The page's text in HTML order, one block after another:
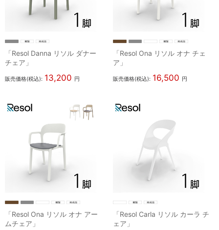
「Resol Danna リソル ダナー
チェア」
販売価格(税込): 13,200 円
「Resol Ona リソル オナ チェ
ア」
販売価格(税込): 16,500 円
「Resol Ona リソル オナ アー
ムチェア」
「Resol Carla リソル カーラ チ
ェア」